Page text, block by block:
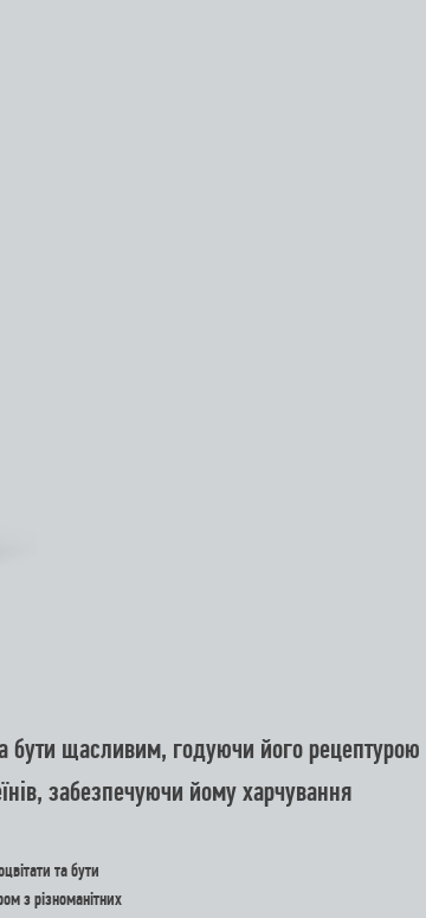
бути щасливим, годуючи його рецептурою
забезпечуючи йому харчування
та бути
з різноманітних